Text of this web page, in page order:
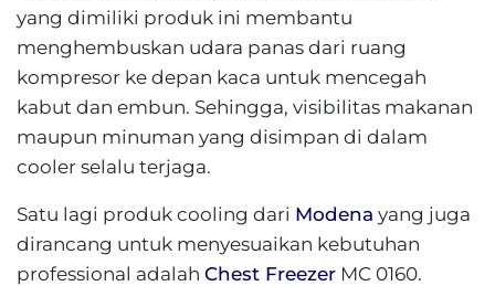
yang dimiliki produk ini membantu
menghembuskan udara panas dari ruang
kompresor ke depan kaca untuk mencegah
kabut dan embun. Sehingga, visibilitas makanan
maupun minuman yang disimpan di dalam
cooler selalu terjaga.
Satu lagi produk cooling dari Modena yang juga
dirancang untuk menyesuaikan kebutuhan
professional adalah Chest Freezer MC 0160.